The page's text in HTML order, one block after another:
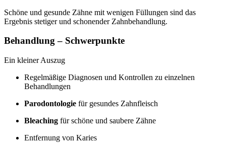
Schöne und gesunde Zähne mit wenigen Füllungen sind das
Ergebnis stetiger und schonender Zahnbehandlung.
Behandlung – Schwerpunkte
Ein kleiner Auszug
Regelmäßige Diagnosen und Kontrollen zu einzelnen
Behandlungen
Parodontologie für gesundes Zahnfleisch
Bleaching für schöne und saubere Zähne
Entfernung von Karies